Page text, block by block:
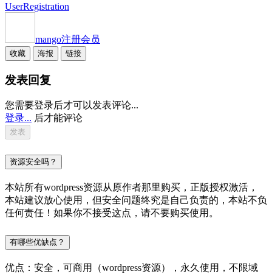
UserRegistration
mango注册会员
收藏 海报 链接
发表回复
您需要登录后才可以发表评论...
登录... 后才能评论
资源安全吗？
本站所有wordpress资源从原作者那里购买，正版授权激活，
本站建议放心使用，但安全问题终究是自己负责的，本站不负
任何责任！如果你不接受这点，请不要购买使用。
有哪些优缺点？
优点：安全，可商用（wordpress资源），永久使用，不限域